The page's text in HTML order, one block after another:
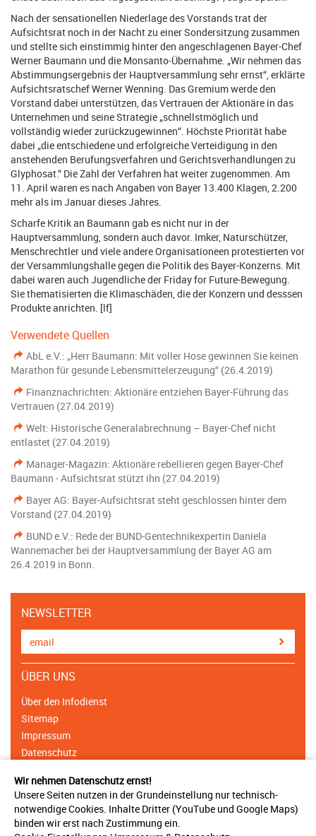
Wir nehmen Datenschutz ernst!
Unsere Seiten nutzen in der Grundeinstellung nur technisch-
notwendige Cookies. Inhalte Dritter (YouTube und Google Maps)
binden wir erst nach Zustimmung ein.
Nach der sensationellen Niederlage des Vorstands trat der
Aufsichtsrat noch in der Nacht zu einer Sondersitzung zusammen
und stellte sich einstimmig hinter den angeschlagenen Bayer-Chef
Werner Baumann und die Monsanto-Übernahme. „Wir nehmen das
Abstimmungsergebnis der Hauptversammlung sehr ernst“, erklärte
Aufsichtsratschef Werner Wenning. Das Gremium werde den
Vorstand dabei unterstützen, das Vertrauen der Aktionäre in das
Unternehmen und seine Strategie „schnellstmöglich und
vollständig wieder zurückzugewinnen“. Höchste Priorität habe
dabei „die entschiedene und erfolgreiche Verteidigung in den
anstehenden Berufungsverfahren und Gerichtsverhandlungen zu
Glyphosat.“ Die Zahl der Verfahren hat weiter zugenommen. Am
11. April waren es nach Angaben von Bayer 13.400 Klagen, 2.200
mehr als im Januar dieses Jahres.
Scharfe Kritik an Baumann gab es nicht nur in der
Hauptversammlung, sondern auch davor. Imker, Naturschützer,
Menschrechtler und viele andere Organisationeen protestierten vor
der Versammlungshalle gegen die Politik des Bayer-Konzerns. Mit
dabei waren auch Jugendliche der Friday for Future-Bewegung.
Sie thematisierten die Klimaschäden, die der Konzern und desssen
Produkte anrichten. [lf]
Verwendete Quellen
AbL e.V.: „Herr Baumann: Mit voller Hose gewinnen Sie keinen
Marathon für gesunde Lebensmittelerzeugung“ (26.4.2019)
Finanznachrichten: Aktionäre entziehen Bayer-Führung das
Vertrauen (27.04.2019)
Welt: Historische Generalabrechnung – Bayer-Chef nicht
entlastet (27.04.2019)
Manager-Magazin: Aktionäre rebellieren gegen Bayer-Chef
Baumann - Aufsichtsrat stützt ihn (27.04.2019)
Bayer AG: Bayer-Aufsichtsrat steht geschlossen hinter dem
Vorstand (27.04.2019)
BUND e.V.: Rede der BUND-Gentechnikexpertin Daniela
Wannemacher bei der Hauptversammlung der Bayer AG am
26.4.2019 in Bonn.
NEWSLETTER
ÜBER UNS
Über den Infodienst
Sitemap
Impressum
Datenschutz
NETZWERK
Träger & Unterstützer